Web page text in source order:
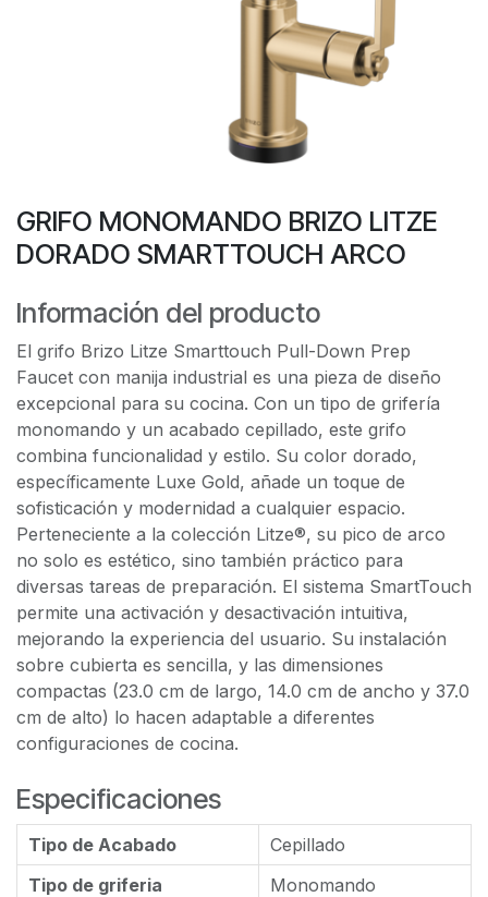
GRIFO MONOMANDO BRIZO LITZE
DORADO SMARTTOUCH ARCO
Información del producto
El grifo Brizo Litze Smarttouch Pull-Down Prep
Faucet con manija industrial es una pieza de diseño
excepcional para su cocina. Con un tipo de grifería
monomando y un acabado cepillado, este grifo
combina funcionalidad y estilo. Su color dorado,
específicamente Luxe Gold, añade un toque de
sofisticación y modernidad a cualquier espacio.
Perteneciente a la colección Litze®, su pico de arco
no solo es estético, sino también práctico para
diversas tareas de preparación. El sistema SmartTouch
permite una activación y desactivación intuitiva,
mejorando la experiencia del usuario. Su instalación
sobre cubierta es sencilla, y las dimensiones
compactas (23.0 cm de largo, 14.0 cm de ancho y 37.0
cm de alto) lo hacen adaptable a diferentes
configuraciones de cocina.
Especificaciones
Tipo de Acabado
Cepillado
Tipo de griferia
Monomando